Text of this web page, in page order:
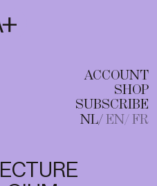
FR
ACCOUNT
SHOP
SUBSCRIBE
NL EN FR